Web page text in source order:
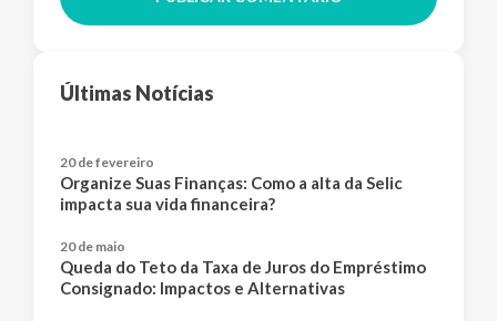
Últimas Notícias
20 de fevereiro
Organize Suas Finanças: Como a alta da Selic
impacta sua vida financeira?
20 de maio
Queda do Teto da Taxa de Juros do Empréstimo
Consignado: Impactos e Alternativas